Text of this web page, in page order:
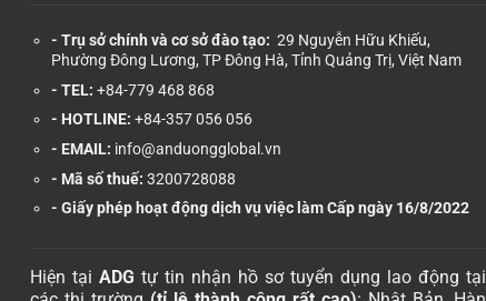
- Trụ sở chính và cơ sở đào tạo: 29 Nguyễn Hữu Khiếu,
Phường Đông Lương, TP Đông Hà, Tỉnh Quảng Trị, Việt Nam
- TEL: +84-779 468 868
- HOTLINE: +84-357 056 056
- EMAIL: info@anduongglobal.vn
- Mã số thuế: 3200728088
- Giấy phép hoạt động dịch vụ việc làm Cấp ngày 16/8/2022
Hiện tại ADG tự tin nhận hồ sơ tuyển dụng lao động tại